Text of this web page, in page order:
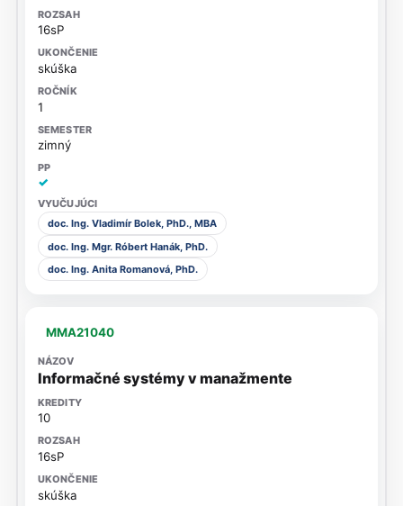
16sP
skúška
1
zimný
✓
doc. Ing. Vladimír Bolek, PhD., MBA
doc. Ing. Mgr. Róbert Hanák, PhD.
doc. Ing. Anita Romanová, PhD.
MMA21040
Informačné systémy v manažmente
10
16sP
skúška